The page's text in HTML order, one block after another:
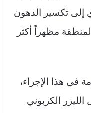
إلى تكسير الدهون
مظهراً أكثر
في هذا الإجراء،
الكربوني